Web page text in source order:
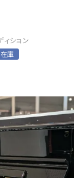
ション
庫